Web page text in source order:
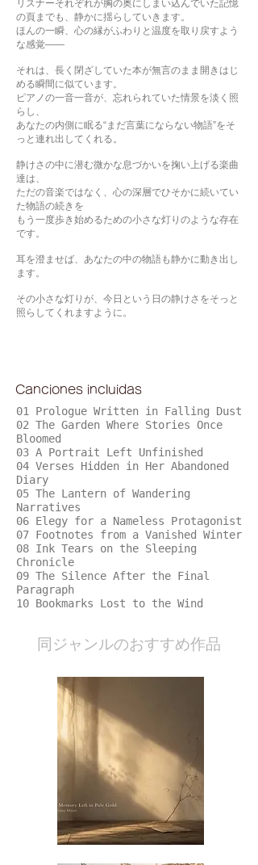
リスナーそれぞれが胸の奥にしまい込んでいた記憶
の頁までも、静かに揺らしていきます。
ほんの一瞬、心の縁がふわりと温度を取り戻すよう
な感覚——
それは、長く閉ざしていた本が無言のまま開きはじ
める瞬間に似ています。
ピアノの一音一音が、忘れられていた情景を淡く照
らし、
あなたの内側に眠る“まだ言葉にならない物語”をそ
っと連れ出してくれる。
静けさの中に潜む微かな息づかいを掬い上げる楽曲
達は、
ただの音楽ではなく、心の深層でひそかに続いてい
た物語の続きを
もう一度歩き始めるための小さな灯りのような存在
です。
耳を澄ませば、あなたの中の物語も静かに動き出し
ます。
その小さな灯りが、今日という日の静けさをそっと
照らしてくれますように。
Canciones incluidas
01 Prologue Written in Falling Dust
02 The Garden Where Stories Once
Bloomed
03 A Portrait Left Unfinished
04 Verses Hidden in Her Abandoned
Diary
05 The Lantern of Wandering
Narratives
06 Elegy for a Nameless Protagonist
07 Footnotes from a Vanished Winter
08 Ink Tears on the Sleeping
Chronicle
09 The Silence After the Final
Paragraph
10 Bookmarks Lost to the Wind
​同ジャンルのおすすめ作品